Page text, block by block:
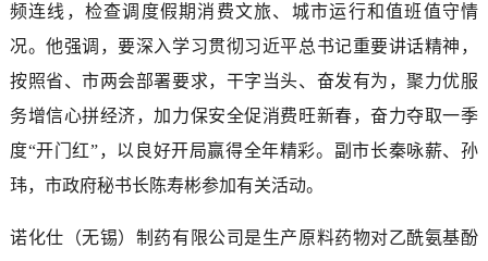
频连线，检查调度假期消费文旅、城市运行和值班值守情
况。他强调，要深入学习贯彻习近平总书记重要讲话精神，
按照省、市两会部署要求，干字当头、奋发有为，聚力优服
务增信心拼经济，加力保安全促消费旺新春，奋力夺取一季
度“开门红”，以良好开局赢得全年精彩。副市长秦咏薪、孙
玮，市政府秘书长陈寿彬参加有关活动。
诺化仕（无锡）制药有限公司是生产原料药物对乙酰氨基酚